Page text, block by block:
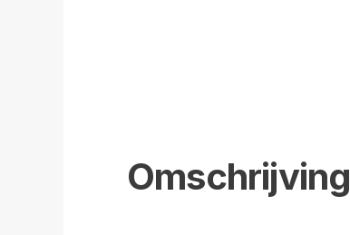
Omschrijving